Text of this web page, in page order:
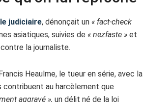
judiciaire, dénonçait un « fact-check
asiatiques, suivies de « nezfaste » et
la journaliste.
Heaulme, le tueur en série, avec la
contribuent au harcèlement que
aggravé », un délit né de la loi